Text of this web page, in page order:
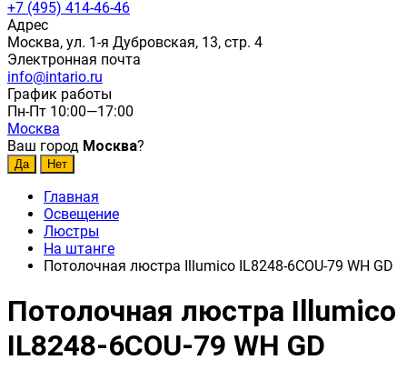
+7 (495) 414-46-46
Адрес
Москва, ул. 1-я Дубровская, 13, стр. 4
Электронная почта
info@intario.ru
График работы
Пн-Пт 10:00—17:00
Москва
Ваш город Москва?
Главная
Освещение
Люстры
На штанге
Потолочная люстра Illumico IL8248-6COU-79 WH GD
Потолочная люстра Illumico
IL8248-6COU-79 WH GD